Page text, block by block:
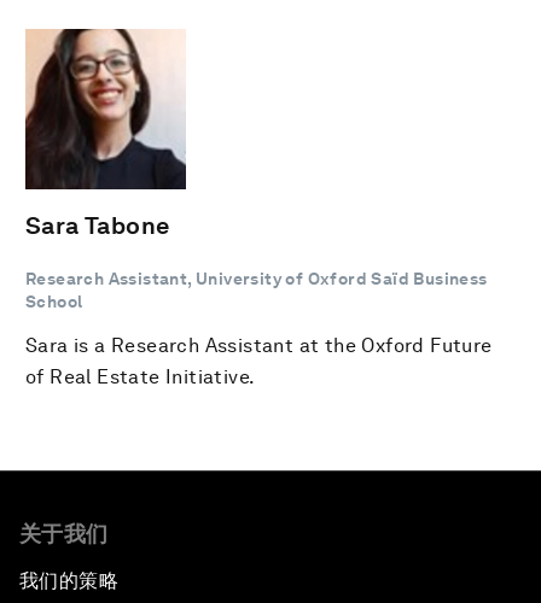
Sara Tabone
Research Assistant, University of Oxford Saïd Business
School
Sara is a Research Assistant at the Oxford Future
of Real Estate Initiative.
关于我们
我们的策略